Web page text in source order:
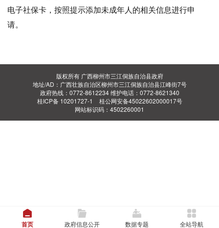
电子社保卡，按照提示添加未成年人的相关信息进行申
请。
版权所有 广西柳州市三江侗族自治县政府
地址/AD：广西壮族自治区柳州市三江侗族自治县江峰街7号
政府热线：0772-8612234 维护电话：0772-8621340
桂ICP备 10201727-1
桂公网安备45022602000017号
网站标识码：4502260001
首页 政府信息公开 数据专题 全站导航